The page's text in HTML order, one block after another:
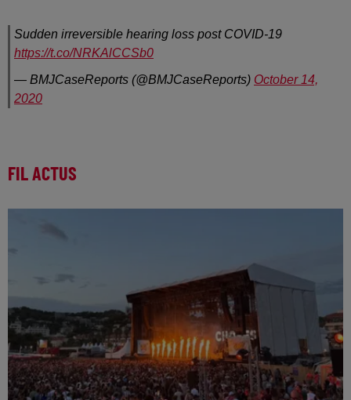
Sudden irreversible hearing loss post COVID-19
https://t.co/NRKAlCCSb0
— BMJCaseReports (@BMJCaseReports) October 14,
2020
FIL ACTUS